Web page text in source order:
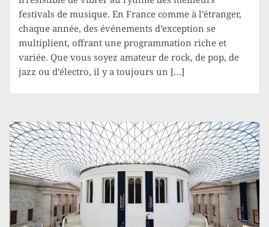
festivals de musique. En France comme à l’étranger,
chaque année, des événements d’exception se
multiplient, offrant une programmation riche et
variée. Que vous soyez amateur de rock, de pop, de
jazz ou d’électro, il y a toujours un […]